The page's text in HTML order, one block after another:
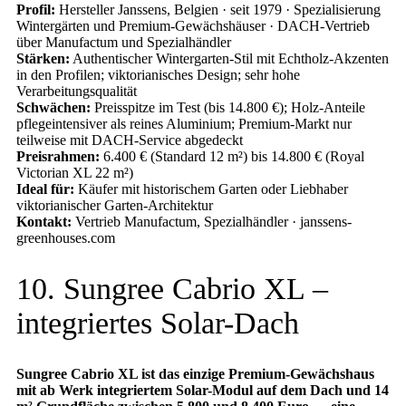
Profil: Hersteller Janssens, Belgien · seit 1979 · Spezialisierung
Wintergärten und Premium-Gewächshäuser · DACH-Vertrieb
über Manufactum und Spezialhändler
Stärken: Authentischer Wintergarten-Stil mit Echtholz-Akzenten
in den Profilen; viktorianisches Design; sehr hohe
Verarbeitungsqualität
Schwächen: Preisspitze im Test (bis 14.800 €); Holz-Anteile
pflegeintensiver als reines Aluminium; Premium-Markt nur
teilweise mit DACH-Service abgedeckt
Preisrahmen: 6.400 € (Standard 12 m²) bis 14.800 € (Royal
Victorian XL 22 m²)
Ideal für: Käufer mit historischem Garten oder Liebhaber
viktorianischer Garten-Architektur
Kontakt: Vertrieb Manufactum, Spezialhändler · janssens-
greenhouses.com
10. Sungree Cabrio XL –
integriertes Solar-Dach
Sungree Cabrio XL ist das einzige Premium-Gewächshaus
mit ab Werk integriertem Solar-Modul auf dem Dach und 14